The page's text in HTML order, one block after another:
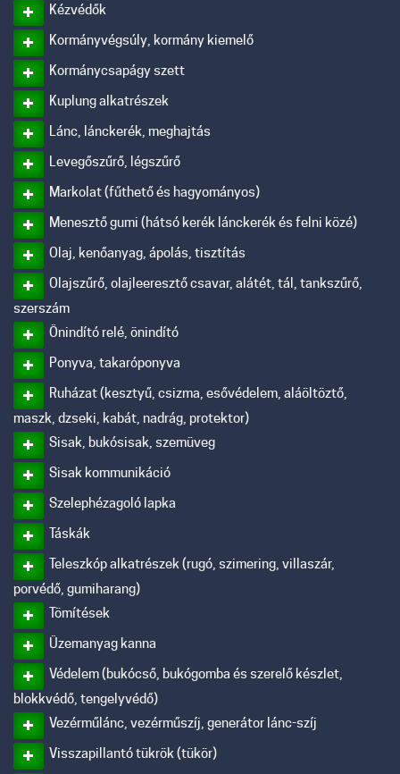
Kézvédők
Kormányvégsúly, kormány kiemelő
Kormánycsapágy szett
Kuplung alkatrészek
Lánc, lánckerék, meghajtás
Levegőszűrő, légszűrő
Markolat (fűthető és hagyományos)
Menesztő gumi (hátsó kerék lánckerék és felni közé)
Olaj, kenőanyag, ápolás, tisztítás
Olajszűrő, olajleeresztő csavar, alátét, tál, tankszűrő,
szerszám
Önindító relé, önindító
Ponyva, takaróponyva
Ruházat (kesztyű, csizma, esővédelem, aláöltöztő,
maszk, dzseki, kabát, nadrág, protektor)
Sisak, bukósisak, szemüveg
Sisak kommunikáció
Szelephézagoló lapka
Táskák
Teleszkóp alkatrészek (rugó, szimering, villaszár,
porvédő, gumiharang)
Tömítések
Üzemanyag kanna
Védelem (bukócső, bukógomba és szerelő készlet,
blokkvédő, tengelyvédő)
Vezérműlánc, vezérműszíj, generátor lánc-szíj
Visszapillantó tükrök (tükör)